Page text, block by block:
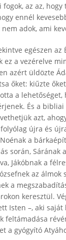
fogok, az az, hogy
ennél
adok, ami
egészen az
ez a vezérelve
azért üldözte
őket: kiűzte
a lehetőséget,
És a
azt,
újra és
a
során, Sárának
Jákóbnak a
az álmok
a
keresztül.
Isten –, aki
feltámadása
a gyógyító